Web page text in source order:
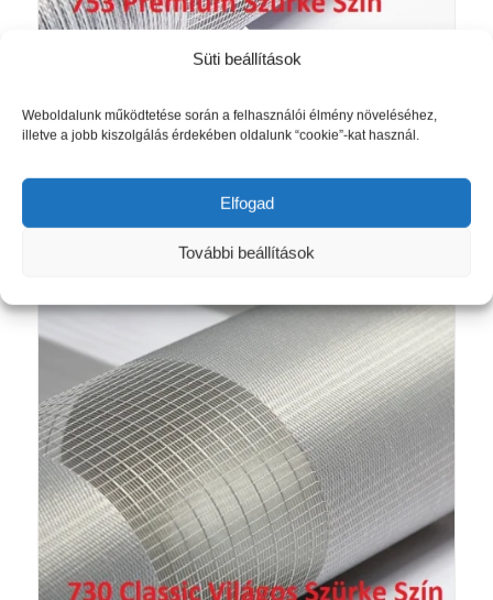
Süti beállítások
Weboldalunk működtetése során a felhasználói élmény növeléséhez,
illetve a jobb kiszolgálás érdekében oldalunk “cookie”-kat használ.
Elfogad
További beállítások
Méretre Gyártott Zebra Sávroló 180 cm
22 200Ft – 38 460FtÁrtartomány:
22
460 Ft